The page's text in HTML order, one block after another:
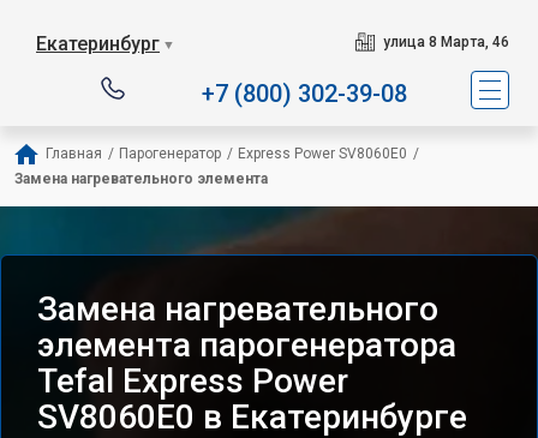
Екатеринбург ▼ улица 8 Марта, 46
+7 (800) 302-39-08
Главная / Парогенератор / Express Power SV8060E0 /
Замена нагревательного элемента
Замена нагревательного
элемента парогенератора
Tefal Express Power
SV8060E0 в Екатеринбурге